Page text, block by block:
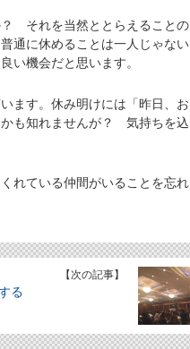
それを当然ととらえることの
通に休めることは一人じゃない
い機会だと思います。
ます。休み明けには「昨日、お
も知れませんが？ 気持ちを込
れている仲間がいることを忘れ
【次の記事】
る